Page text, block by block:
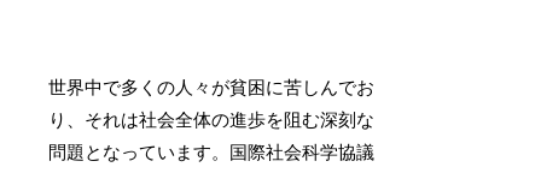
世界中で多くの人々が貧困に苦しんでお
り、それは社会全体の進歩を阻む深刻な
問題となっています。国際社会科学協議